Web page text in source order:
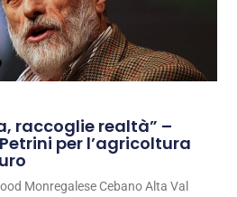
raccoglie realtà” –
per l’agricoltura
Monregalese Cebano Alta Val